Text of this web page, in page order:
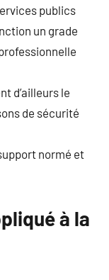
publics
un grade
d’ailleurs le
de sécurité
normé et
à la